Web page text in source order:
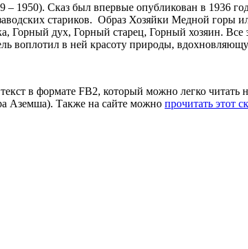
1950). Сказ был впервые опубликован в 1936
стариков. Образ Хозяйки Медной горы
Горный дух, Горный старец, Горный хозяин.
воплотил в ней красоту природы,
в формате FB2, который можно легко читать
Аземша). Также на сайте можно прочитать этот